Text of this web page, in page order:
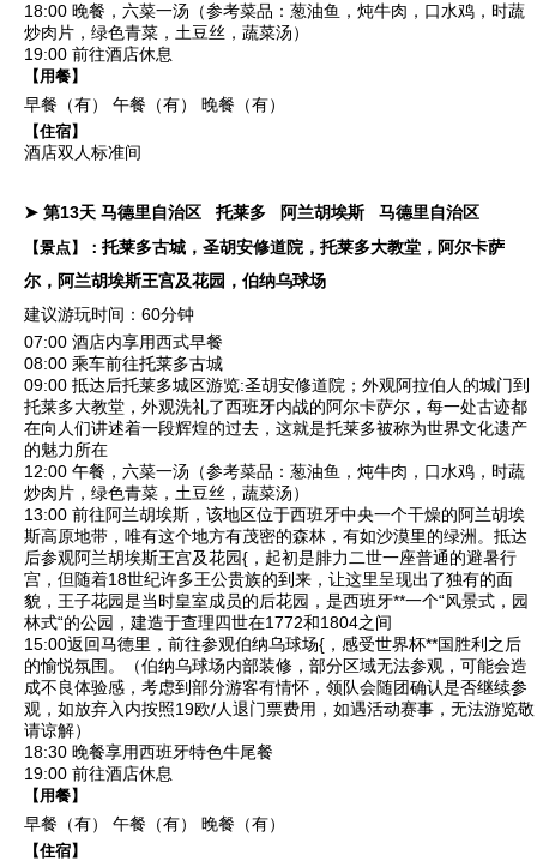
18:00 晚餐，六菜一汤（参考菜品：葱油鱼，炖牛肉，口水鸡，时蔬
炒肉片，绿色青菜，土豆丝，蔬菜汤）
19:00 前往酒店休息
【用餐】
早餐（有） 午餐（有） 晚餐（有）
【住宿】
酒店双人标准间
➤ 第13天 马德里自治区 托莱多 阿兰胡埃斯 马德里自治区
【景点】： 托莱多古城，圣胡安修道院，托莱多大教堂，阿尔卡萨
尔，阿兰胡埃斯王宫及花园，伯纳乌球场
建议游玩时间：60分钟
07:00 酒店内享用西式早餐
08:00 乘车前往托莱多古城
09:00 抵达后托莱多城区游览:圣胡安修道院 ；外观阿拉伯人的城门到
托莱多大教堂 ，外观洗礼了西班牙内战的阿尔卡萨尔 ，每一处古迹都
在向人们讲述着一段辉煌的过去，这就是托莱多被称为世界文化遗产
的魅力所在
12:00 午餐，六菜一汤（参考菜品：葱油鱼，炖牛肉，口水鸡，时蔬
炒肉片，绿色青菜，土豆丝，蔬菜汤）
13:00 前往阿兰胡埃斯，该地区位于西班牙中央一个干燥的阿兰胡埃
斯高原地带，唯有这个地方有茂密的森林，有如沙漠里的绿洲。抵达
后参观阿兰胡埃斯王宫及花园{，起初是腓力二世一座普通的避暑行
宫，但随着18世纪许多王公贵族的到来，让这里呈现出了独有的面
貌，王子花园是当时皇室成员的后花园，是西班牙**一个“风景式，园
林式“的公园，建造于查理四世在1772和1804之间
15:00返回马德里，前往参观伯纳乌球场{，感受世界杯**国胜利之后
的愉悦氛围。（伯纳乌球场内部装修，部分区域无法参观，可能会造
成不良体验感，考虑到部分游客有情怀，领队会随团确认是否继续参
观，如放弃入内按照19欧/人退门票费用，如遇活动赛事，无法游览敬
请谅解）
18:30 晚餐享用西班牙特色牛尾餐
19:00 前往酒店休息
【用餐】
早餐（有） 午餐（有） 晚餐（有）
【住宿】